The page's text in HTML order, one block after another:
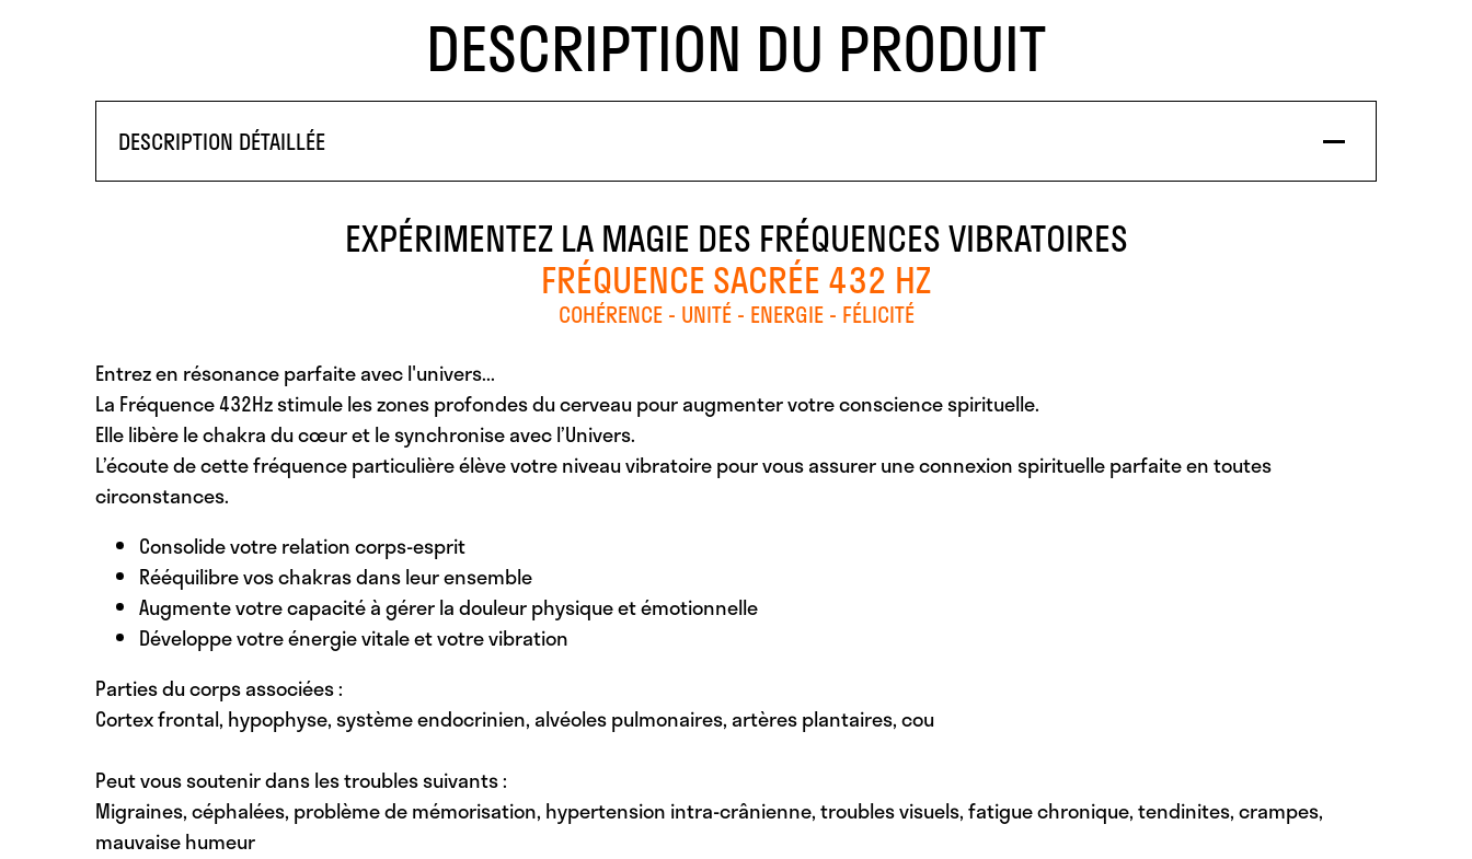
DESCRIPTION DU PRODUIT
DESCRIPTION DÉTAILLÉE
EXPÉRIMENTEZ LA MAGIE DES FRÉQUENCES VIBRATOIRES
FRÉQUENCE SACRÉE 432 HZ
COHÉRENCE - UNITÉ - ENERGIE - FÉLICITÉ
Entrez en résonance parfaite avec l'univers...
La Fréquence 432Hz stimule les zones profondes du cerveau pour augmenter votre conscience spirituelle.
Elle libère le chakra du cœur et le synchronise avec l’Univers.
L’écoute de cette fréquence particulière élève votre niveau vibratoire pour vous assurer une connexion spirituelle parfaite en toutes
circonstances.
Consolide votre relation corps-esprit
Rééquilibre vos chakras dans leur ensemble
Augmente votre capacité à gérer la douleur physique et émotionnelle
Développe votre énergie vitale et votre vibration
Parties du corps associées :
Cortex frontal, hypophyse, système endocrinien, alvéoles pulmonaires, artères plantaires, cou
Peut vous soutenir dans les troubles suivants :
Migraines, céphalées, problème de mémorisation, hypertension intra-crânienne, troubles visuels, fatigue chronique, tendinites, crampes,
mauvaise humeur